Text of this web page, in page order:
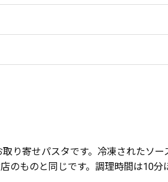
り寄せパスタです。冷凍されたソ
ものと同じです。調理時間は10分